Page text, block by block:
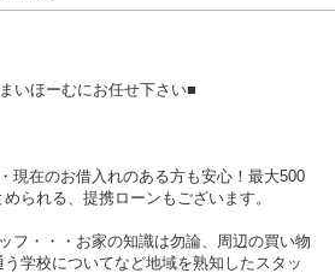
いほーむにお任せ下さい■
現在のお借入れのある方も安心！最大500
られる、提携ローンもございます。
フ・・・お家の知識は勿論、周辺の買い物
学校についてなど地域を熟知したスタッ